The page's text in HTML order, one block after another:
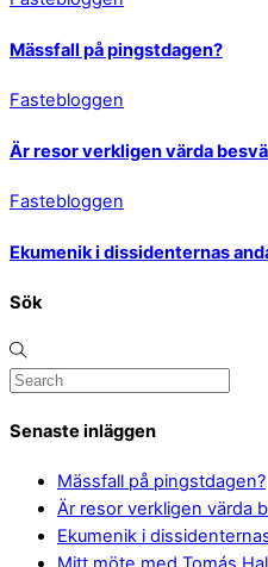
Mässfall på pingstdagen?
Fastebloggen
Är resor verkligen värda
Fastebloggen
Ekumenik i dissidenternas
Sök
Senaste inläggen
Mässfall på pingstdagen?
Är resor verkligen värda
Ekumenik i